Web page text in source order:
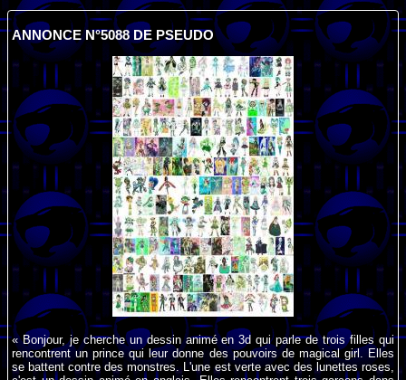
ANNONCE N°5088 DE PSEUDO
« Bonjour, je cherche un dessin animé en 3d qui parle de trois filles qui
rencontrent un prince qui leur donne des pouvoirs de magical girl. Elles
se battent contre des monstres. L'une est verte avec des lunettes roses,